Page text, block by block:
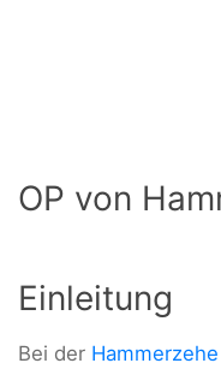
OP von
Einleitung
Bei der Hammerzehe